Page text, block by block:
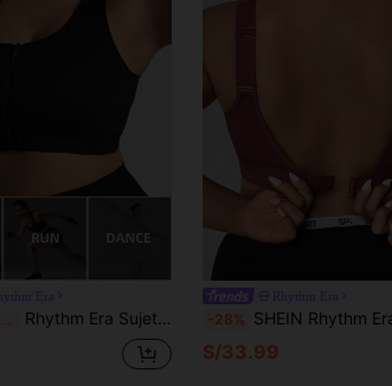
¡Últimos 3 días Rhythm Era Sujetador deportivo sin mangas de talla grande y unicolor -28% SHEIN Rhythm Era Sujetador deportivo de talla grande con alto soporte, panel de malla rosa, tirantes ajustables, cierre trasero
S/33.99